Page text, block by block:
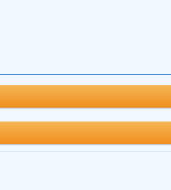
字示例
传统文化中，有关五行五格周易等